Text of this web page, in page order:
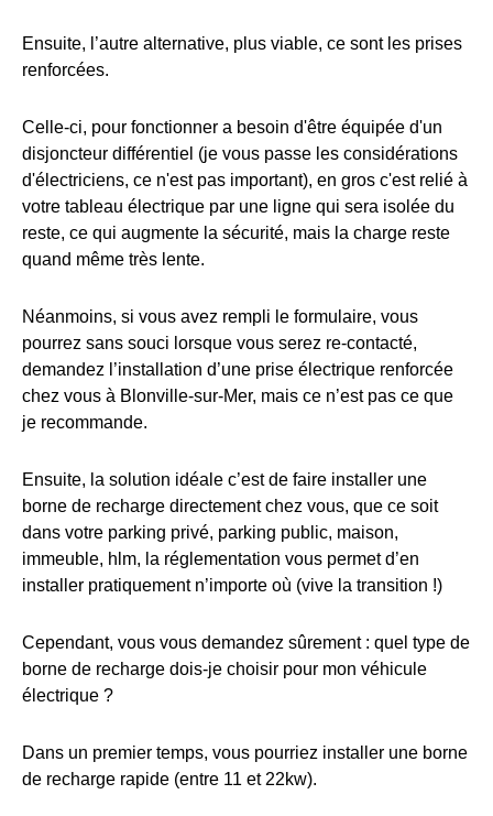
Ensuite, l’autre alternative, plus viable, ce sont les prises
renforcées.
Celle-ci, pour fonctionner a besoin d'être équipée d'un
disjoncteur différentiel (je vous passe les considérations
d'électriciens, ce n'est pas important), en gros c'est relié à
votre tableau électrique par une ligne qui sera isolée du
reste, ce qui augmente la sécurité, mais la charge reste
quand même très lente.
Néanmoins, si vous avez rempli le formulaire, vous
pourrez sans souci lorsque vous serez re-contacté,
demandez l’installation d’une prise électrique renforcée
chez vous à Blonville-sur-Mer, mais ce n’est pas ce que
je recommande.
Ensuite, la solution idéale c’est de faire installer une
borne de recharge directement chez vous, que ce soit
dans votre parking privé, parking public, maison,
immeuble, hlm, la réglementation vous permet d’en
installer pratiquement n’importe où (vive la transition !)
Cependant, vous vous demandez sûrement : quel type de
borne de recharge dois-je choisir pour mon véhicule
électrique ?
Dans un premier temps, vous pourriez installer une borne
de recharge rapide (entre 11 et 22kw).